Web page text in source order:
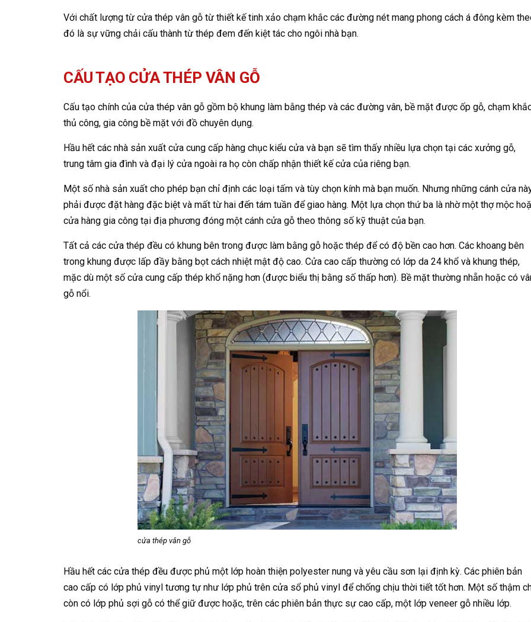
Với chất lượng từ cửa thép vân gỗ từ thiết kế tinh xảo chạm khắc các đường nét mang phong cách á đông kèm
đó là sự vững chải cấu thành từ thép đem đến kiệt tác cho ngôi nhà bạn.
CẤU TẠO CỬA THÉP VÂN GỖ
Cấu tạo chính của cửa thép vân gỗ gồm bộ khung làm bằng thép và các đường vân, bề mặt được ốp gỗ, chạm
thủ công, gia công bề mặt với đồ chuyên dụng.
Hầu hết các nhà sản xuất cửa cung cấp hàng chục kiểu cửa và bạn sẽ tìm thấy nhiều lựa chọn tại các xưởng gỗ,
trung tâm gia đình và đại lý cửa ngoài ra họ còn chấp nhận thiết kế cửa của riêng bạn.
Một số nhà sản xuất cho phép bạn chỉ định các loại tấm và tùy chọn kính mà bạn muốn. Nhưng những cánh cửa
phải được đặt hàng đặc biệt và mất từ hai đến tám tuần để giao hàng. Một lựa chọn thứ ba là nhờ một thợ mộc
cửa hàng gia công tại địa phương đóng một cánh cửa gỗ theo thông số kỹ thuật của bạn.
Tất cả các cửa thép đều có khung bên trong được làm bằng gỗ hoặc thép để có độ bền cao hơn. Các khoang bên
trong khung được lấp đầy bằng bọt cách nhiệt mật độ cao. Cửa cao cấp thường có lớp da 24 khổ và khung thép,
mặc dù một số cửa cung cấp thép khổ nặng hơn (được biểu thị bằng số thấp hơn). Bề mặt thường nhẵn hoặc có
gỗ nổi.
cửa thép vân gỗ
Hầu hết các cửa thép đều được phủ một lớp hoàn thiện polyester nung và yêu cầu sơn lại định kỳ. Các phiên bản
cao cấp có lớp phủ vinyl tương tự như lớp phủ trên cửa sổ phủ vinyl để chống chịu thời tiết tốt hơn. Một số thậm
còn có lớp phủ sợi gỗ có thể giữ được hoặc, trên các phiên bản thực sự cao cấp, một lớp veneer gỗ nhiều lớp.